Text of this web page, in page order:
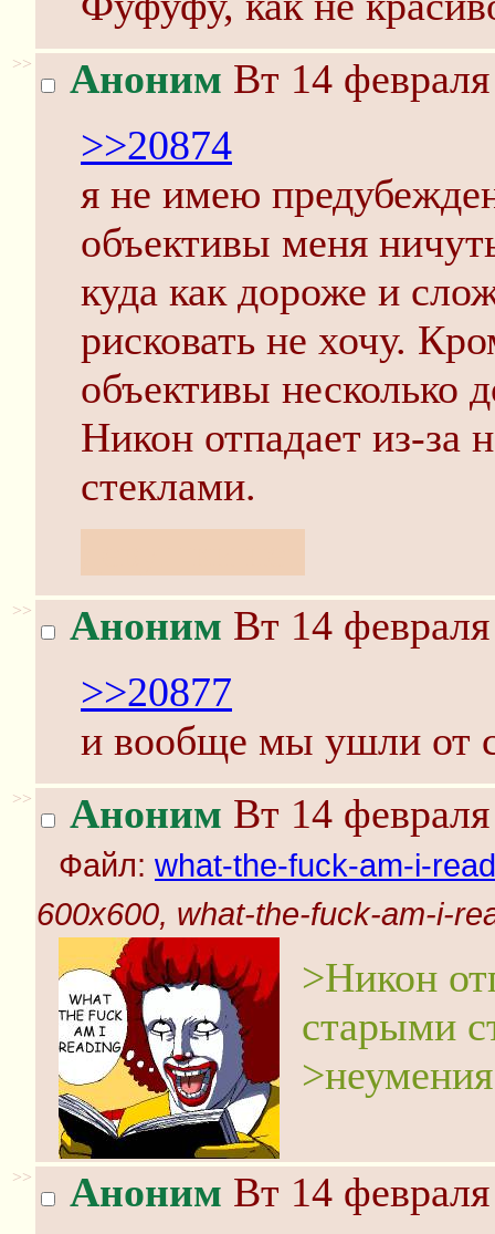
>> Аноним Вт 14
>>20874
я не имею
объективы меня
куда как дороже и
рисковать не хочу.
объективы несколько
Никон отпадает из-за
стеклами.
>> Аноним Вт 14
>>20877
и вообще мы ушли от
>> Аноним Вт 14
Файл: what-the-fuck-am-i-
600x600, what-the-fuck-am-i-
>Никон
старыми
>> Аноним Вт 14